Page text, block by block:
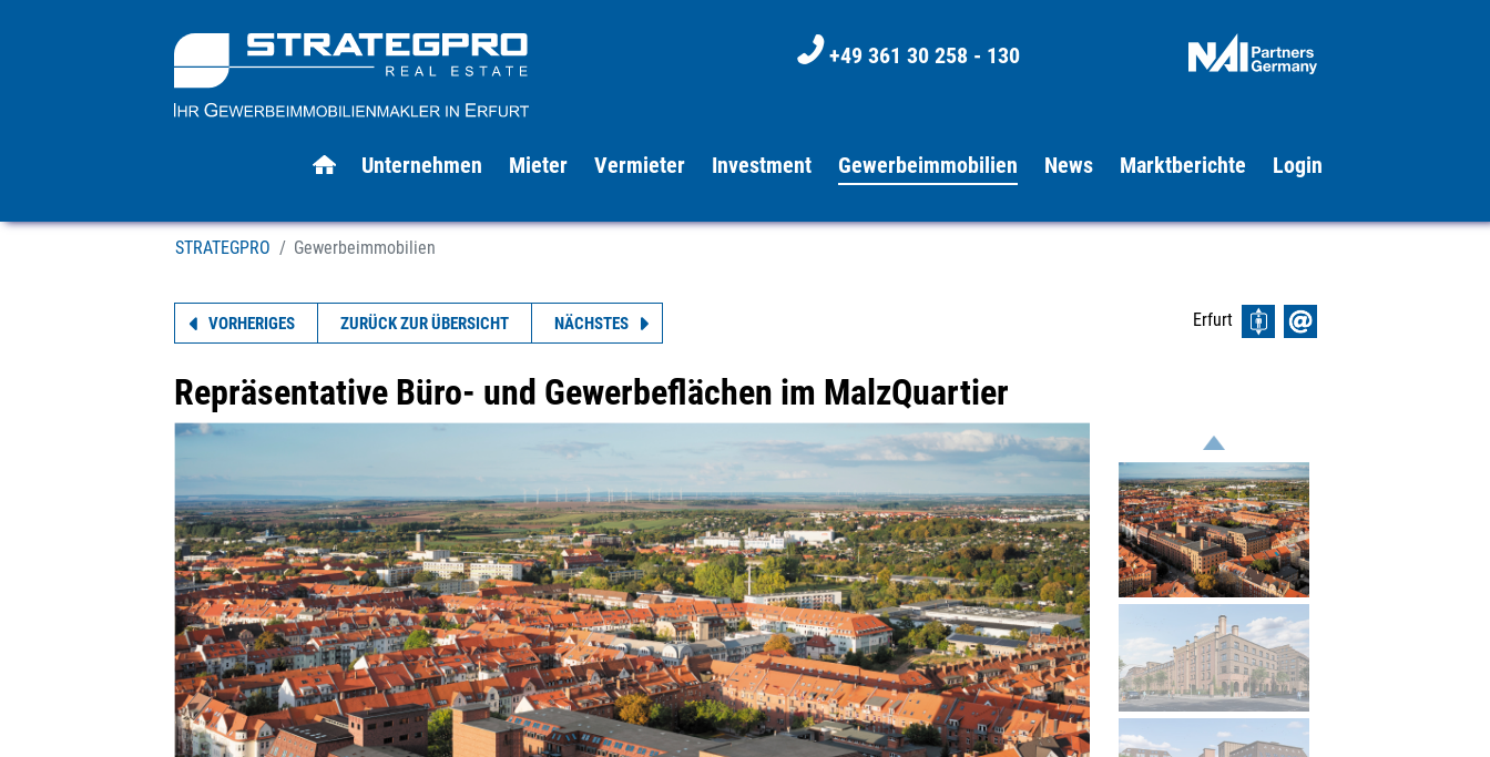
+49 361 30 258 - 130
Unternehmen Mieter Vermieter Investment Gewerbeimmobilien News Marktberichte Login
STRATEGPRO Gewerbeimmobilien
VORHERIGES ZURÜCK ZUR ÜBERSICHT NÄCHSTES Erfurt
Repräsentative Büro- und Gewerbeflächen im MalzQuartier